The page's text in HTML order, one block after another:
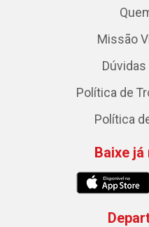
Missão
Política de
Política
Baixe já